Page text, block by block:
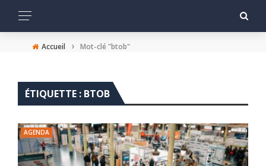
Accueil › Mot-clé "btob"
ÉTIQUETTE : BTOB
AGENDA